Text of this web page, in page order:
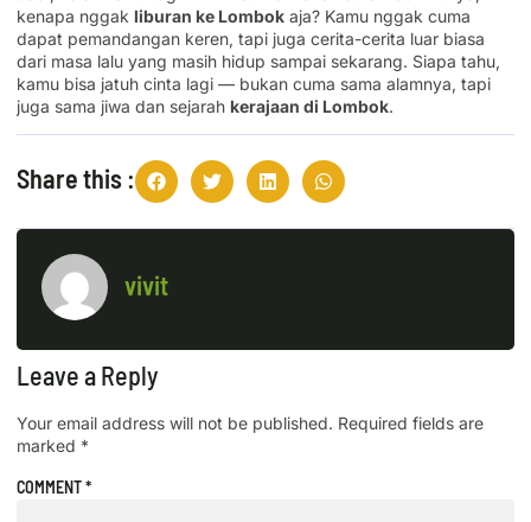
kenapa nggak liburan ke Lombok aja? Kamu nggak cuma
dapat pemandangan keren, tapi juga cerita-cerita luar biasa
dari masa lalu yang masih hidup sampai sekarang. Siapa tahu,
kamu bisa jatuh cinta lagi — bukan cuma sama alamnya, tapi
juga sama jiwa dan sejarah kerajaan di Lombok.
Share this :
vivit
Leave a Reply
Your email address will not be published. Required fields are
marked *
COMMENT*